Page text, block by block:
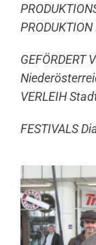
GEFÖRDERT
VERLEIH
FESTIVALS